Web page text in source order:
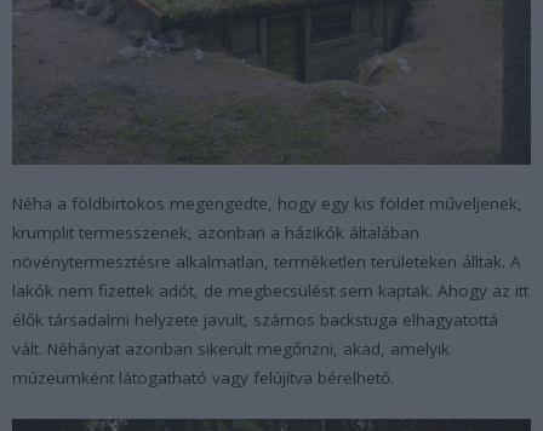
Néha a földbirtokos megengedte, hogy egy kis földet műveljenek,
krumplit termesszenek, azonban a házikók általában
növénytermesztésre alkalmatlan, terméketlen területeken álltak. A
lakók nem fizettek adót, de megbecsülést sem kaptak. Ahogy az itt
élők társadalmi helyzete javult, számos backstuga elhagyatottá
vált. Néhányat azonban sikerült megőrizni, akad, amelyik
múzeumként látogatható vagy felújítva bérelhető.